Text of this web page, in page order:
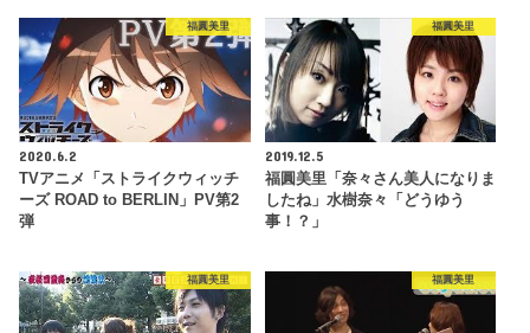
福圓美里
2020.6.2
TVアニメ「ストライクウィッチ
ーズ ROAD to BERLIN」PV第2
弾
福圓美里
2019.12.5
福圓美里「奈々さん美人になりま
したね」水樹奈々「どうゆう
事！？」
福圓美里 福圓美里